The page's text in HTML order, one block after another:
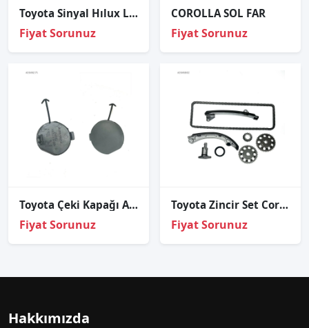
Toyota Sinyal Hılux Ln106 89-97 Sağ (Krom)
Fiyat Sorunuz
COROLLA SOL FAR
Fiyat Sorunuz
Toyota Çeki Kapağı Avensis 12-14 Ön Sağ
Fiyat Sorunuz
Toyota Zincir Set Corolla 02-06/Avensis 1zzfe/3zzfe /4zzfe Benzin
Fiyat Sorunuz
Hakkımızda